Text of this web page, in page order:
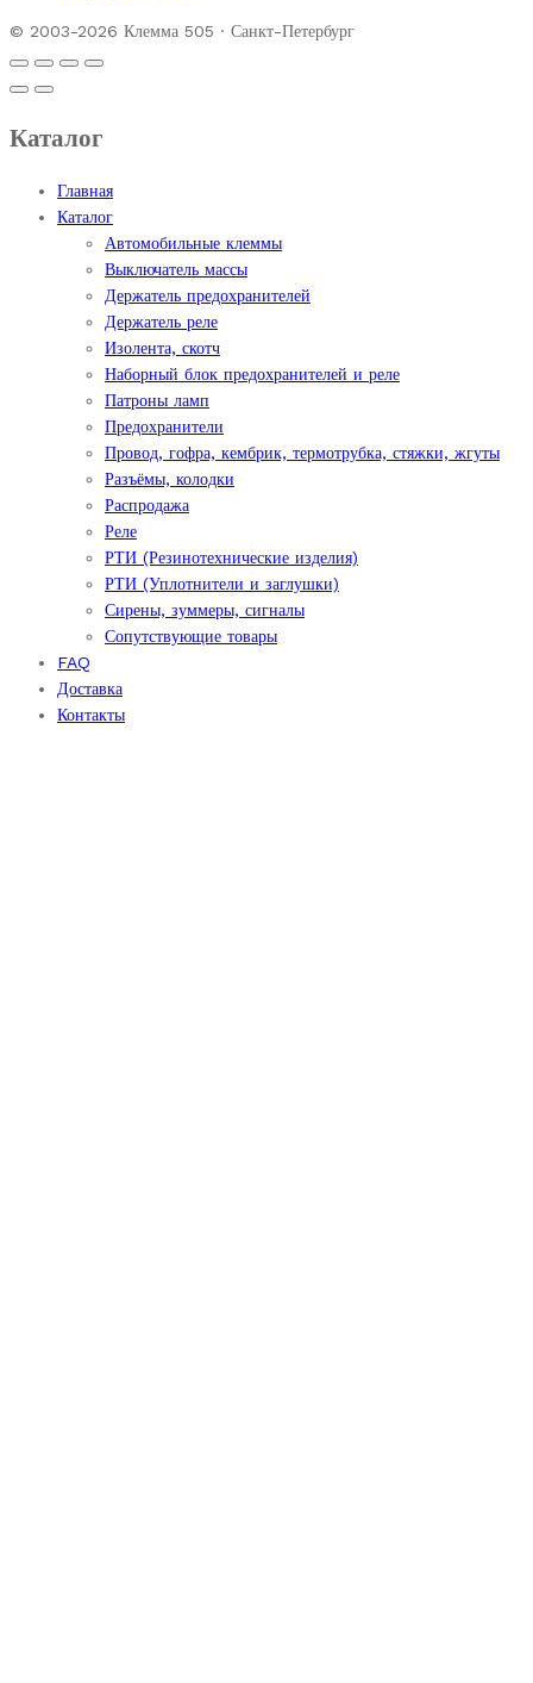
© 2003-2026 Клемма 505 · Санкт-Петербург
Каталог
Главная
Каталог
Автомобильные клеммы
Выключатель массы
Держатель предохранителей
Держатель реле
Изолента, скотч
Наборный блок предохранителей и реле
Патроны ламп
Предохранители
Провод, гофра, кембрик, термотрубка, стяжки, жгуты
Разъёмы, колодки
Распродажа
Реле
РТИ (Резинотехнические изделия)
РТИ (Уплотнители и заглушки)
Сирены, зуммеры, сигналы
Сопутствующие товары
FAQ
Доставка
Контакты